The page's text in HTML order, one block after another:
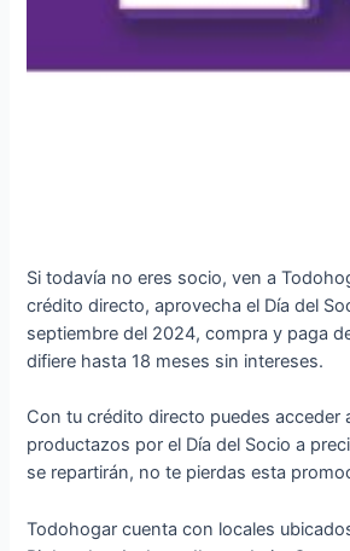
Si todavía no eres socio, ven a
crédito directo, aprovecha el Día del
septiembre del 2024, compra y paga
difiere hasta 18 meses sin intereses.
Con tu crédito directo puedes acceder
productazos por el Día del Socio a
se repartirán, no te pierdas esta
Todohogar cuenta con locales